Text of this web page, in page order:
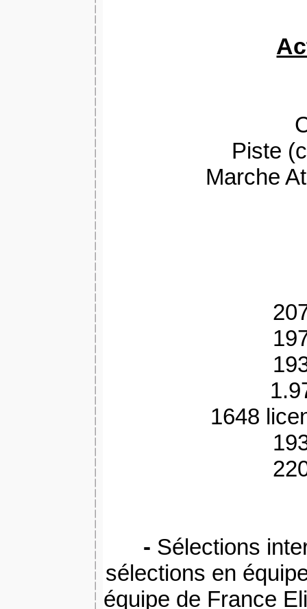
Piste
Marche
1648
- Sélections
sélections en
équipe de France